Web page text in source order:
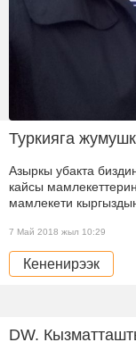
Туркияга
Азыркы убакта
кайсы
мамлекети
7 Май 2018 жыл 10:29
Кененирээк
DW.